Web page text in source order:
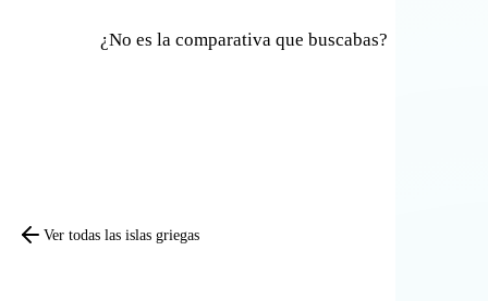
¿No es la comparativa que buscabas?
Ver todas las islas griegas